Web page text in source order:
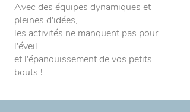
Avec des équipes dynamiques et
pleines d'idées,
les activités ne manquent pas pour
l'éveil
et l'épanouissement de vos petits
bouts !